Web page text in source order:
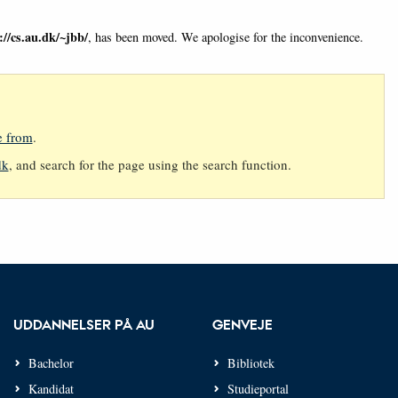
cs.au.dk/~jbb/, has been moved. We apologise for the inconvenience.
from.
, and search for the page using the search function.
UDDANNELSER PÅ AU
Bachelor
Kandidat
GENVEJE
Bibliotek
Studieportal